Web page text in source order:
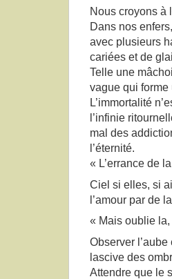
Nous croyons à
Dans nos
avec plusieurs
cariées et de
Telle une
vague qui forme
L’immortalité
l’infinie
mal des
l’éternité.
« L’errance de
Ciel si elles, si
l’amour par de
« Mais oublie
Observer
lascive des
Attendre que le